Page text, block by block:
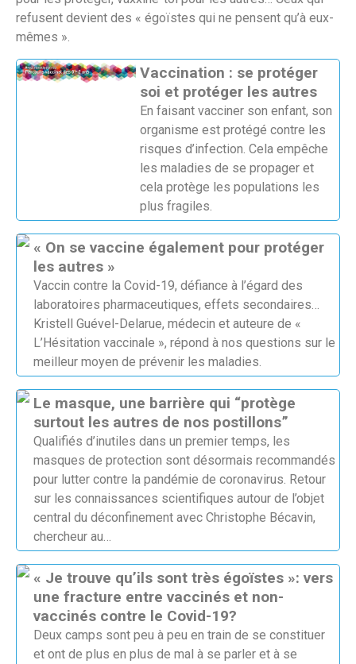
refusent devient des « égoïstes qui ne pensent qu’à eux-
mêmes ».
Vaccination : se protéger
soi et protéger les autres
En faisant vacciner son enfant, son
organisme est protégé contre les
risques d’infection. Cela empêche
les maladies de se propager et
cela protège les populations les
plus fragiles.
« On se vaccine également pour protéger
les autres »
Vaccin contre la Covid-19, défiance à l’égard des
laboratoires pharmaceutiques, effets secondaires…
Kristell Guével-Delarue, médecin et auteure de «
L’Hésitation vaccinale », répond à nos questions sur le
meilleur moyen de prévenir les maladies.
Le masque, une barrière qui “protège
surtout les autres de nos postillons”
Qualifiés d’inutiles dans un premier temps, les
masques de protection sont désormais recommandés
pour lutter contre la pandémie de coronavirus. Retour
sur les connaissances scientifiques autour de l’objet
central du déconfinement avec Christophe Bécavin,
chercheur au…
« Je trouve qu’ils sont très égoïstes »: vers
une fracture entre vaccinés et non-
vaccinés contre le Covid-19?
Deux camps sont peu à peu en train de se constituer
et ont de plus en plus de mal à se parler et à se